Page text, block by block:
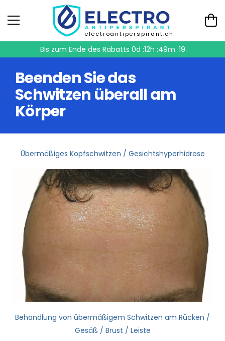
electroantiperspirant.ch
Bis zum Ende des Rabatts 0d :12h :49m :18
Beenden Sie das
Schwitzen überall am
Körper
Übermäßiges Kopfschwitzen / Gesichtshyperhidrose
Behandlung von übermäßigem Schwitzen am Rücken /
Gesäß / Brust / Leiste